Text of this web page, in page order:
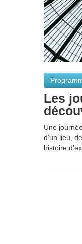
Les
Une
d'un lieu,
histoire